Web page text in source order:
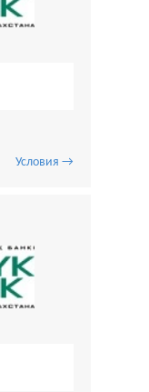
Условия →